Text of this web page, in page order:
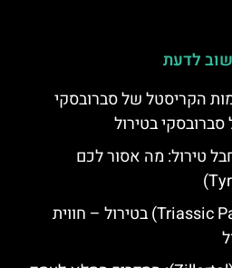
לדעת
הקריסטל של סברובסקי
בטירול
טירול: מה אסור לכם
פארק הדינוזאורים (Triassic Park) בטירול – חווית